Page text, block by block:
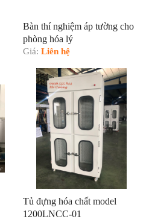
Bàn thí nghiệm áp tường cho
phòng hóa lý
Giá: Liên hệ
Tủ đựng hóa chất model
1200LNCC-01